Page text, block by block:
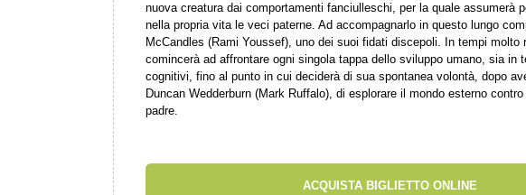
nuova creatura dai comportamenti fanciulleschi, per la quale assumerà
nella propria vita le veci paterne. Ad accompagnarlo in questo lungo
McCandles (Rami Youssef), uno dei suoi fidati discepoli. In tempi molto
comincerà ad affrontare ogni singola tappa dello sviluppo umano, sia in
cognitivi, fino al punto in cui deciderà di sua spontanea volontà, dopo
Duncan Wedderburn (Mark Ruffalo), di esplorare il mondo esterno
padre.
ACQUISTA BIGLIETTO ONLINE